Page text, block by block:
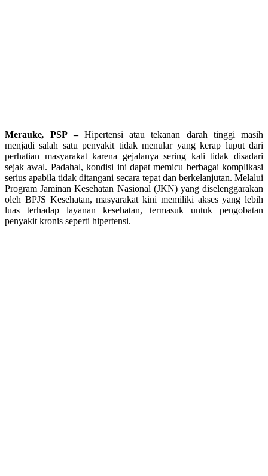
Merauke,PSP –Hipertensi atau tekanan darah tinggi masih
menjadi salah satu penyakit tidak menular yang kerap luput dari
perhatian masyarakat karena gejalanya sering kali tidak disadari
sejak awal. Padahal, kondisi ini dapat memicu berbagai komplikasi
serius apabila tidak ditangani secara tepat dan berkelanjutan. Melalui
Program Jaminan Kesehatan Nasional (JKN) yang diselenggarakan
oleh BPJS Kesehatan, masyarakat kini memiliki akses yang lebih
luas terhadap layanan kesehatan, termasuk untuk pengobatan
penyakit kronis seperti hipertensi.